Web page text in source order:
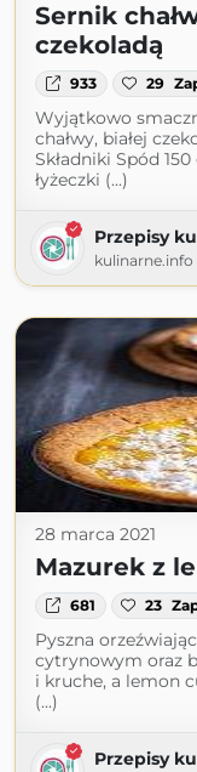
Sernik
czekoladą
933 29
Wyjątkowo
chałwy, białej
Składniki Spód
łyżeczki (...)
Przepisy
kulinarne.info
28 marca 2021
Mazurek z
681 23
Pyszna
cytrynowym oraz
i kruche, a lemon
(...)
Przepisy